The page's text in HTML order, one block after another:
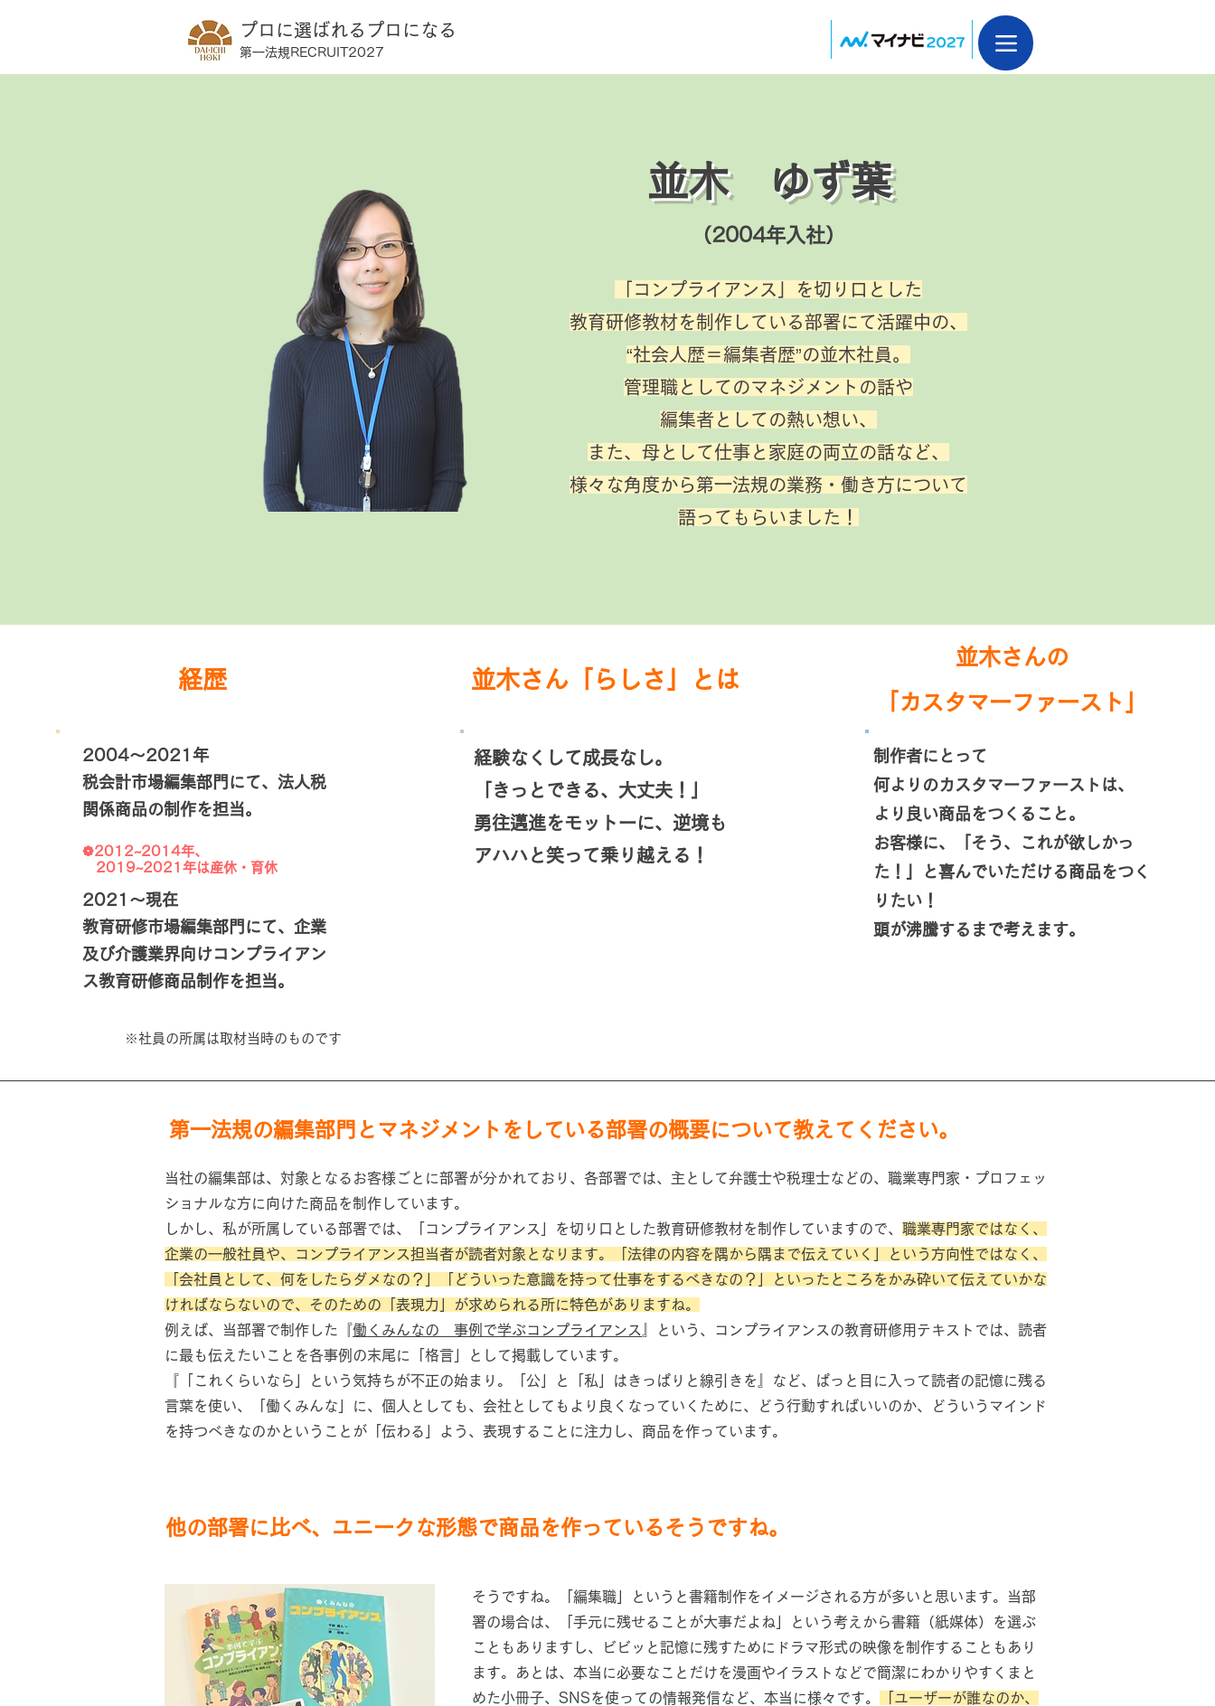
​プロに選ばれるプロになる
第一法規RECRUIT2027
並木 ゆず葉
（2004年入社）
「コンプライアンス」を切り口とした
教育研修教材を制作している部署にて活躍中の、
“社会人歴＝編集者歴”の並木社員。
管理職としてのマネジメントの話や
編集者としての熱い想い、
また、母として仕事と家庭の両立の話など、
様々な角度から第一法規の業務・働き方について
語ってもらいました！
経歴
2004～2021年
税会計市場編集部門にて、法人税
関係商品の制作を担当。
2021 ～現在
教育研修市場編集部門にて、企業
及び介護業界向けコンプライアン
ス教育研修商品制作を担当。
​❁2012~2014年、
2019~2021年は産休・育休
※社員の所属は取材当時のものです
並木さん「ら しさ」とは
経験なくして成長なし。
「きっとできる、大丈夫！」
​勇往邁進をモットーに、逆境も
アハハと笑って乗り越える！
並木さんの
「カスタマーファースト」
制作者にとって
何よりのカスタマーファーストは、
より良い商品をつくること。
お客様に、「そう、これが欲しかっ
た！」と喜んでいただける商品をつく
りたい！
頭が沸騰するまで考えます。
第一法規の編集部門とマネジメントをしている部署の概要について教えてください。
当社の編集部は、対象となるお客様ごとに部署が分かれており、各部署では、主として弁護士や税理士などの、職業専門家・プロフェッ
ショナルな方に向けた商品を制作しています。
しかし、私が所属している部署では、「コンプライアンス」を切り口とした教育研修教材を制作していますので、 職業専門家ではなく、
企業の一般社員や、コンプライアンス担当者が読者対象となります。「法律の内容を隅から隅まで伝えていく」という方向性ではなく、
「会社員として、何をしたらダメなの？」「どういった意識を持って仕事をするべきなの？」といったところをかみ砕いて伝えていかな
ければならないので、そのための「表現力」が求められる所に特色がありますね。
例えば、当部署で制作した『働くみんなの 事例で学ぶコンプライアンス
』という、コンプライアンスの教育研修用テキストでは、読者
に最も伝えたいことを各事例の末尾に「格言」として掲載しています。
『「これくらいなら」という気持ちが不正の始まり。「公」と「私」はきっぱりと線引きを』など、ぱっと目に入って読者の記憶に残る
言葉を使い、「働くみんな」に、個人としても、会社としてもより良くなっていくために、どう行動すればいいのか、どういうマインド
を持つべきなのかということが「伝わる」よう、表現することに注力し、商品を作っています。
他の部署に比べ、ユニークな形態で商品を作っているそうですね。
そうですね。 「編集職」というと書籍制作をイメージされる方が多いと思います。
当部
署の場合は、「手元に残せることが大事だよね」という考えから書籍（紙媒体）を選ぶ
こともありますし、ビビッと記憶に残すためにドラマ形式の映像を制作することもあり
ます。あとは、本当に必要なこ とだけを漫画やイラストなどで簡潔にわかりやすくまと
めた小冊子、SNSを使っての情報発信など、本当に様々です。
「ユーザーが誰なのか、